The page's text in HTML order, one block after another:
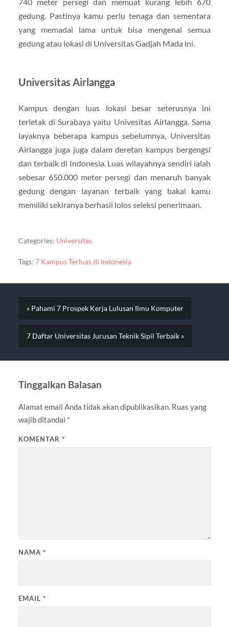
gedung. Pastinya kamu perlu tenaga dan sementara
yang memadai lama untuk bisa mengenal semua
gedung atau lokasi di Universitas Gadjah Mada ini.
Universitas Airlangga
Kampus dengan luas lokasi besar seterusnya ini
terletak di Surabaya yaitu Univesitas Airlangga. Sama
layaknya beberapa kampus sebelumnya, Universitas
Airlangga juga juga dalam deretan kampus bergengsi
dan terbaik di Indonesia. Luas wilayahnya sendiri ialah
sebesar 650.000 meter persegi dan menaruh banyak
gedung dengan layanan terbaik yang bakal kamu
memiliki sekiranya berhasil lolos seleksi penerimaan.
Categories: Universitas
Tags: 7 Kampus Terluas di Indonesia
« Pahami 7 Prospek Kerja Lulusan Ilmu Komputer
7 Daftar Universitas Jurusan Teknik Sipil Terbaik »
Tinggalkan Balasan
Alamat email Anda tidak akan dipublikasikan. Ruas yang
wajib ditandai *
KOMENTAR *
NAMA *
EMAIL *